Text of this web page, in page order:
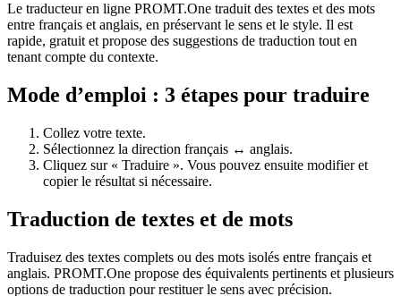
Le traducteur en ligne PROMT.One traduit des textes et des mots
entre français et anglais, en préservant le sens et le style. Il est
rapide, gratuit et propose des suggestions de traduction tout en
tenant compte du contexte.
Mode d’emploi : 3 étapes pour traduire
Collez votre texte.
Sélectionnez la direction français ↔ anglais.
Cliquez sur « Traduire ». Vous pouvez ensuite modifier et
copier le résultat si nécessaire.
Traduction de textes et de mots
Traduisez des textes complets ou des mots isolés entre français et
anglais. PROMT.One propose des équivalents pertinents et plusieurs
options de traduction pour restituer le sens avec précision.